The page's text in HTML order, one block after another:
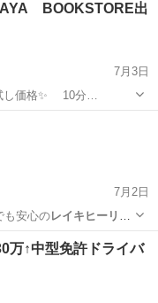
BOOKSTORE出
7月3日
価格✨️ 10分…
7月2日
安心のレイキヒーリン
イキヒーリング
万↑中型免許ドライバ